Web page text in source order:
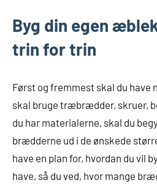
Byg din egen
trin for trin
Først og fremmest skal du have
skal bruge træbrædder, skruer,
du har materialerne, skal du
brædderne ud i de ønskede
have en plan for, hvordan du vil
have, så du ved, hvor mange